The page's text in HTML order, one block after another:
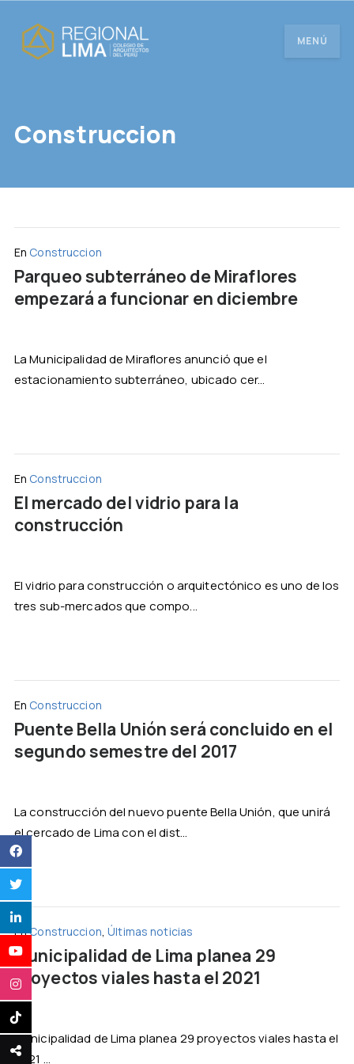
MENÚ
Construccion
En Construccion
Parqueo subterráneo de Miraflores
empezará a funcionar en diciembre
La Municipalidad de Miraflores anunció que el
estacionamiento subterráneo, ubicado cer...
En Construccion
El mercado del vidrio para la
construcción
El vidrio para construcción o arquitectónico es uno de los
tres sub-mercados que compo...
En Construccion
Puente Bella Unión será concluido en el
segundo semestre del 2017
La construcción del nuevo puente Bella Unión, que unirá
el cercado de Lima con el dist...
EnConstruccion,Últimas noticias
Municipalidad de Lima planea 29
proyectos viales hasta el 2021
Municipalidad de Lima planea 29 proyectos viales hasta el
2021 ...